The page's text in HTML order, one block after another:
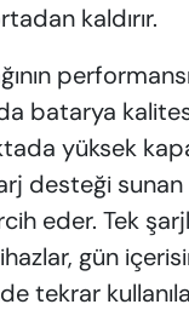
kaldırır.
batarya
yüksek
desteği
eder. Tek
gün
tekrar